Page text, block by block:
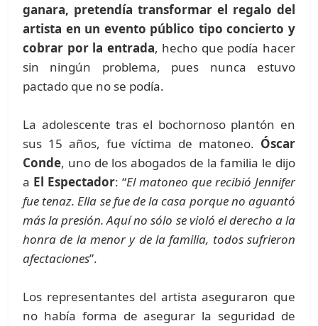
ganara, pretendía transformar el regalo del
artista en un evento público tipo concierto y
cobrar por la entrada, hecho que podía hacer
sin ningún problema, pues nunca estuvo
pactado que no se podía.
La adolescente tras el bochornoso plantón en
sus 15 años, fue víctima de matoneo. Óscar
Conde, uno de los abogados de la familia le dijo
a El Espectador: “El matoneo que recibió Jennifer
fue tenaz. Ella se fue de la casa porque no aguantó
más la presión. Aquí no sólo se violó el derecho a la
honra de la menor y de la familia, todos sufrieron
afectaciones”.
Los representantes del artista aseguraron que
no había forma de asegurar la seguridad de